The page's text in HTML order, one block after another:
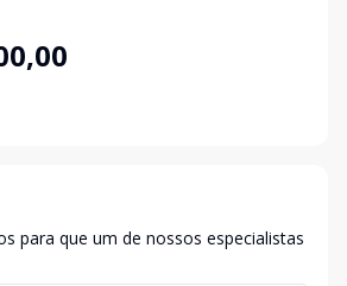
para que um de nossos especialistas